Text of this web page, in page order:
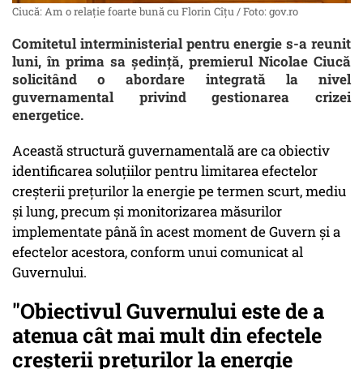
Ciucă: Am o relaţie foarte bună cu Florin Cîţu / Foto: gov.ro
Comitetul interministerial pentru energie s-a reunit
luni, în prima sa şedinţă, premierul Nicolae Ciucă
solicitând o abordare integrată la nivel
guvernamental privind gestionarea crizei
energetice.
Această structură guvernamentală are ca obiectiv
identificarea soluţiilor pentru limitarea efectelor
creşterii preţurilor la energie pe termen scurt, mediu
şi lung, precum şi monitorizarea măsurilor
implementate până în acest moment de Guvern şi a
efectelor acestora, conform unui comunicat al
Guvernului.
"Obiectivul Guvernului este de a
atenua cât mai mult din efectele
creşterii preţurilor la energie